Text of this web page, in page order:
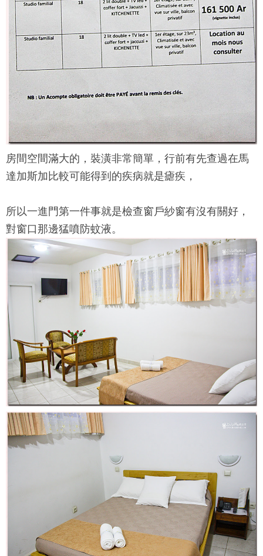
房間空間滿大的，裝潢非常簡單，行前有先查過在馬
達加斯加比較可能得到的疾病就是瘧疾，
所以一進門第一件事就是檢查窗戶紗窗有沒有關好，
對窗口那邊猛噴防蚊液。